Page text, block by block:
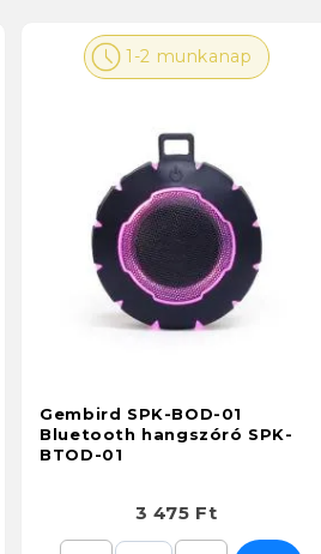
1-2 munkanap
Gembird SPK-BOD-01
Bluetooth hangszóró SPK-
BTOD-01
3 475 Ft